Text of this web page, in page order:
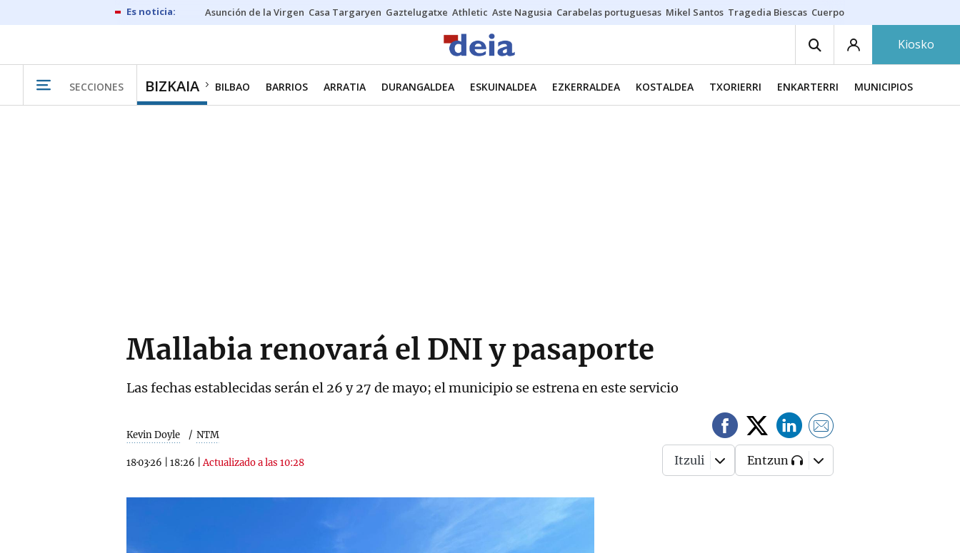
Asunción de la Virgen Casa Targaryen Gaztelugatxe Athletic Aste Nagusia Carabelas portuguesas Mikel Santos Tragedia Biescas Cuerpo ría
Kiosko
SECCIONES BIZKAIA BILBAO BARRIOS ARRATIA DURANGALDEA ESKUINALDEA EZKERRALDEA KOSTALDEA TXORIERRI ENKARTERRI MUNICIPIOS
Mallabia renovará el DNI y pasaporte
Las fechas establecidas serán el 26 y 27 de mayo; el municipio se estrena en este servicio
Kevin Doyle NTM
18·03·26 18:26 |Actualizado a las 10:28 Itzuli Entzun